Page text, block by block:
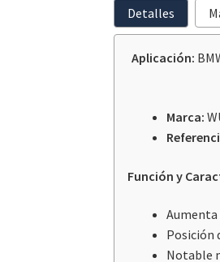
Detalles
Aplicación:
Marca:
Función y
Aumenta
Posición
Notable